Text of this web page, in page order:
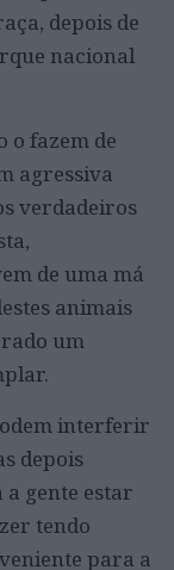
depois de
nacional
o fazem de
agressiva
verdadeiros
de uma má
animais
um
interferir
depois
gente estar
tendo
para a